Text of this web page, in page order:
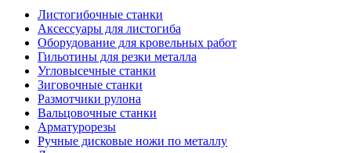
Листогибочные станки
Аксессуары для листогиба
Оборудование для кровельных работ
Гильотины для резки металла
Угловысечные станки
Зиговочные станки
Размотчики рулона
Вальцовочные станки
Арматурорезы
Ручные дисковые ножи по металлу